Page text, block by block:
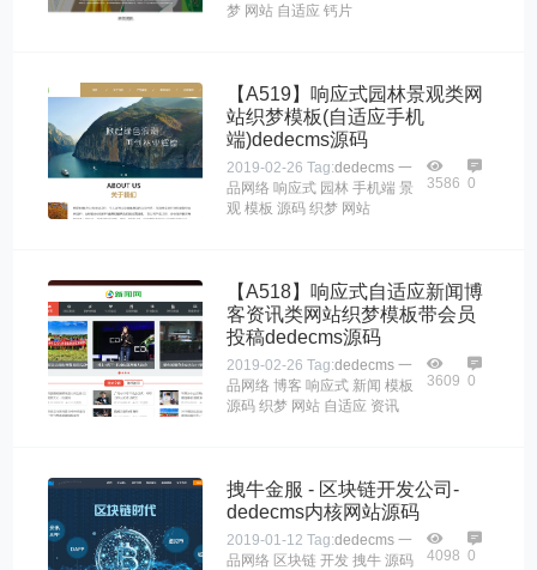
梦 网站 自适应 钙片
【A519】响应式园林景观类网
站织梦模板(自适应手机
端)dedecms源码
2019-02-26 Tag:dedecms 一
品网络 响应式 园林 手机端 景
观 模板 源码 织梦 网站
3586 0
【A518】响应式自适应新闻博
客资讯类网站织梦模板带会员
投稿dedecms源码
2019-02-26 Tag:dedecms 一
品网络 博客 响应式 新闻 模板
源码 织梦 网站 自适应 资讯
3609 0
拽牛金服 - 区块链开发公司-
dedecms内核网站源码
2019-01-12 Tag:dedecms 一
品网络 区块链 开发 拽牛 源码
4098 0